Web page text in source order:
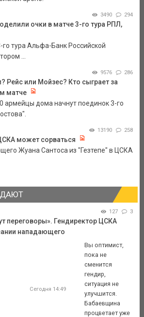
3490 294
очки в матче 3-го тура РПЛ,
тура Альфа-Банк Российской
...
9576 286
Рейс или Мойзес? Кто сыграет за
матче
армейцы дома начнут поединок 3-го
13190 258
может сорваться
Жуана Сантоса из "Гезтепе" в ЦСКА
127 3
переговоры». Гендиректор ЦСКА
нападающего
Сегодня 14:49
Вы оптимист,
пока не
сменится
гендир,
ситуация не
улучшится.
Бабаевщина
процветает уже